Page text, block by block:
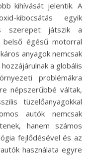
kihívását jelentik. A
kibocsátás egyik
szerepet játszik a
belső égésű motorral
anyagok nemcsak
a globális
problémákra
népszerűbbé váltak,
tüzelőanyagokkal
autók nemcsak
hanem számos
fejlődésével és az
használata egyre